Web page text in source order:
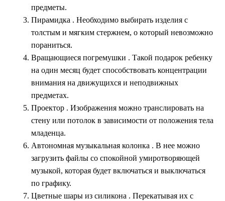
предметы.
Пирамидка . Необходимо выбирать изделия с
толстым и мягким стержнем, о который невозможно
пораниться.
Вращающиеся погремушки . Такой подарок ребенку
на один месяц будет способствовать концентрации
внимания на движущихся и неподвижных
предметах.
Проектор . Изображения можно транслировать на
стену или потолок в зависимости от положения тела
младенца.
Автономная музыкальная колонка . В нее можно
загрузить файлы со спокойной умиротворяющей
музыкой, которая будет включаться и выключаться
по графику.
Цветные шары из силикона . Перекатывая их с